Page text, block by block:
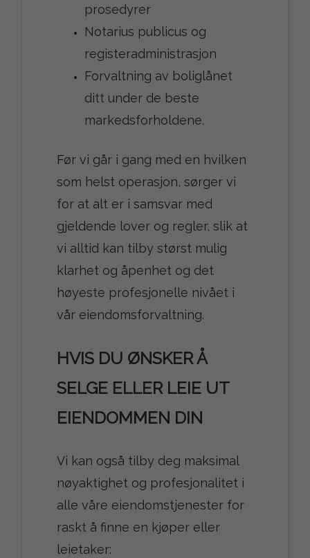
prosedyrer
Notarius publicus og
registeradministrasjon
Forvaltning av boliglånet
ditt under de beste
markedsforholdene.
Før vi går i gang med en hvilken
som helst operasjon, sørger vi
for at alt er i samsvar med
gjeldende lover og regler, slik at
vi alltid kan tilby størst mulig
klarhet og åpenhet og det
høyeste profesjonelle nivået i
vår eiendomsforvaltning.
HVIS DU ØNSKER Å
SELGE ELLER LEIE UT
EIENDOMMEN DIN
Vi kan også tilby deg maksimal
nøyaktighet og profesjonalitet i
alle våre eiendomstjenester for
raskt å finne en kjøper eller
leietaker: